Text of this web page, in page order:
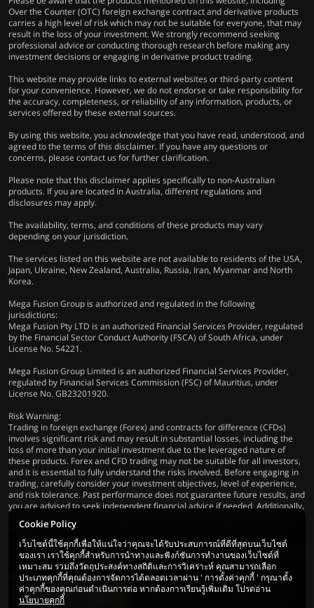
Over the Counter (OTC) foreign exchange contract and derivative products
carries a high level of risk which may not be suitable for everyone, that may
result in the loss of your investment. We strongly recommend seeking
professional advice or conducting thorough research before making any
investment decisions or engaging in derivative product trading.
This website may provide links to external websites or third-party content
for your convenience. However, we do not endorse or take responsibility for
the accuracy, completeness, or reliability of any information, products, or
services offered by these external sources.
By using this website, you acknowledge that you have read, understood, and
agreed to the terms of this disclaimer. If you have any questions or
concerns, please contact us for further clarification.
Please note that this disclaimer applies specifically to non-Australian
products. If you are located in Australia, different regulations and
disclosures may apply.
The availability, terms, and conditions of these products may vary
depending on your jurisdiction.
The services listed on this website are not available to residents of the USA,
Japan, Ukraine, New Zealand, Australia, Russia, Iran, Myanmar and North
Korea.
Mega Fusion Group is authorized and regulated in the following
jurisdictions:
Mega Fusion Pty LTD is an authorized Financial Services Provider, regulated
by the Financial Sector Conduct Authority (FSCA) of South Africa, under
License No. 54221.
Mega Fusion Group Limited is an authorized Financial Services Provider,
regulated by Financial Services Commission (FSC) of Mauritius, under
License No. GB23201920.
Risk Warning:
Trading in foreign exchange (Forex) and contracts for difference (CFDs)
involves significant risk and may result in substantial losses, including the
loss of more than your initial investment due to the leveraged nature of
these products. Forex and CFD trading may not be suitable for all investors,
and it is essential to fully understand the risks involved. Before engaging in
trading, carefully consider your investment objectives, level of experience,
and risk tolerance. Past performance does not guarantee future results, and
you are advised to seek independent financial advice if needed. Additionally,
ensure compliance with all applicable local laws and regulations before
trading.
© 2026 Mega Fusion Group Ltd. สงวน
Cookie Policy
เว็บไซต์นี้ใช้คุกกี้เพื่อให้แน่ใจว่าคุณจะได้รับประสบการณ์ที่ดีที่สุดบนเว็บไซต์
ของเรา เราใช้คุกกี้สำหรับการนำทางและฟังก์ชันการทำงานของเว็บไซต์ที่
เหมาะสม รวมถึงวัตถุประสงค์ทางสถิติและการวิเคราะห์ คุณสามารถเลือก
ประเภทคุกกี้ที่คุณต้องการจัดการได้ตลอดเวลาผ่าน ' การตั้งค่าคุกกี้ ' กรุณาตั้ง
ค่าคุกกี้ของคุณก่อนดำเนินการต่อ หากต้องการเรียนรู้เพิ่มเติม โปรดอ่าน
นโยบายคุกกี้